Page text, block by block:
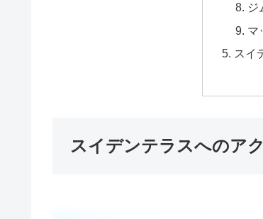
ジ
マ
スイ
スイデンテラスへのア